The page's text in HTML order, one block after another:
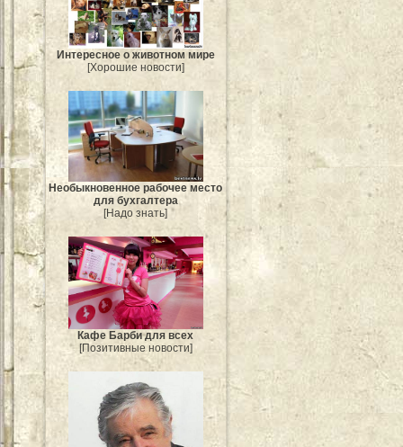
Интересное о животном мире
[Хорошие новости]
Необыкновенное рабочее место
для бухгалтера
[Надо знать]
Кафе Барби для всех
[Позитивные новости]